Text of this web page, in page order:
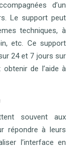
d’un
Le support peut
techniques, à
etc. Ce support
24 et 7 jours sur
de l’aide à
souvent aux
répondre à leurs
l’interface en